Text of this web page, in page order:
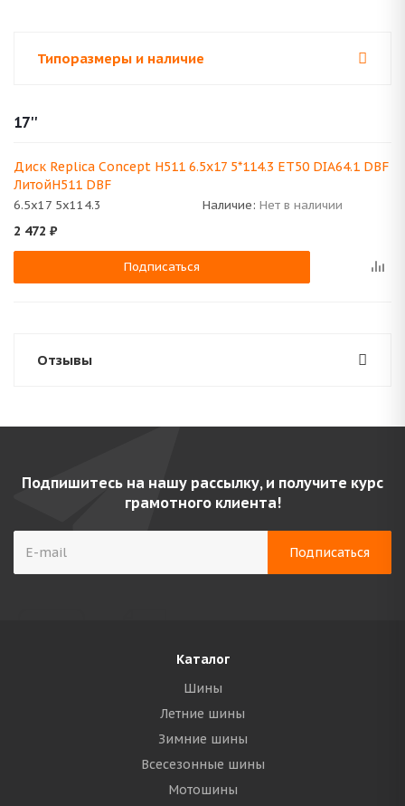
Типоразмеры и наличие
17''
Диск Replica Concept H511 6.5x17 5*114.3 ET50 DIA64.1 DBF
ЛитойH511 DBF
6.5x17 5x114.3 Наличие: Нет в наличии
2 472 ₽
Подписаться
Отзывы
Подпишитесь на нашу рассылку, и получите курс
грамотного клиента!
Каталог
Шины
Летние шины
Зимние шины
Всесезонные шины
Мотошины